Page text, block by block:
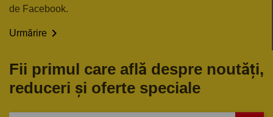
de Facebook.
Urmărire 
Fii primul care află despre noutăți,
reduceri și oferte speciale